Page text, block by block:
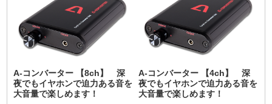
A-コンバーター 【8ch】 深
夜でもイヤホンで迫力ある音を
大音量で楽しめます！
A-コンバーター 【4ch】 深
夜でもイヤホンで迫力ある音を
大音量で楽しめます！